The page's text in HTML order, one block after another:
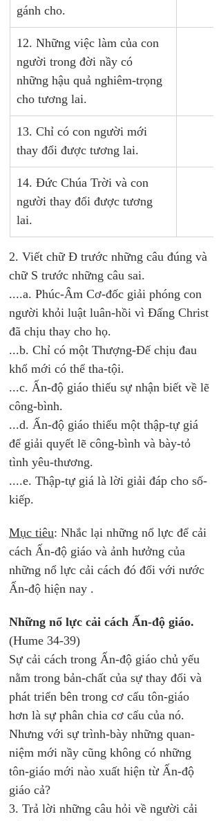
gánh cho.
12. Những việc làm của con
người trong đời nầy có
những hậu quả nghiêm-trọng
cho tương lai.
13. Chỉ có con người mới
thay đổi được tương lai.
14. Đức Chúa Trời và con
người thay đổi được tương
lai.
2. Viết chữ Đ trước những câu đúng và
chữ S trước những câu sai.
....a. Phúc-Âm Cơ-đốc giải phóng con
người khỏi luật luân-hồi vì Đấng Christ
đã chịu thay cho họ.
...b. Chỉ có một Thượng-Đế chịu đau
khổ mới có thể tha-tội.
...c. Ấn-độ giáo thiếu sự nhận biết về lẽ
công-bình.
...d. Ấn-độ giáo thiếu một thập-tự giá
để giải quyết lẽ công-bình và bày-tỏ
tình yêu-thương.
....e. Thập-tự giá là lời giải đáp cho số-
kiếp.
Mục tiêu: Nhắc lại những nổ lực để cải
cách Ấn-độ giáo và ảnh hưởng của
những nổ lực cải cách đó đối với nước
Ấn-độ hiện nay .
Những nổ lực cải cách Ấn-độ giáo.
(Hume 34-39)
Sự cải cách trong Ấn-độ giáo chủ yếu
nằm trong bản-chất của sự thay đổi và
phát triển bên trong cơ cấu tôn-giáo
hơn là sự phân chia cơ cấu của nó.
Nhưng với sự trình-bày những quan-
niệm mới nầy cũng không có những
tôn-giáo mới nào xuất hiện từ Ấn-độ
giáo cả?
3. Trả lời những câu hỏi về người cải